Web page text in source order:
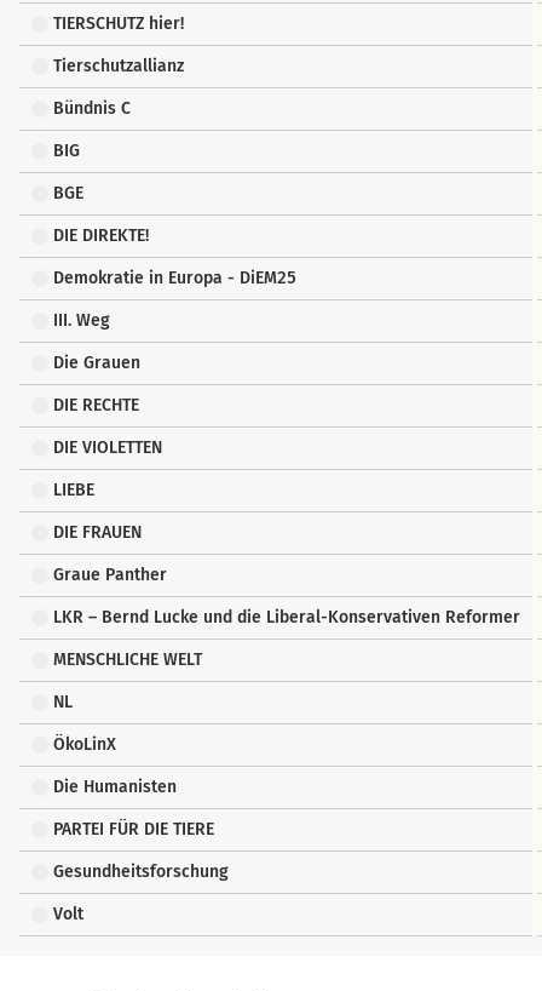
TIERSCHUTZ hier!
Tierschutzallianz
Bündnis C
BIG
BGE
DIE DIREKTE!
Demokratie in Europa - DiEM25
III. Weg
Die Grauen
DIE RECHTE
DIE VIOLETTEN
LIEBE
DIE FRAUEN
Graue Panther
LKR – Bernd Lucke und die Liberal-Konservativen Reformer
MENSCHLICHE WELT
NL
ÖkoLinX
Die Humanisten
PARTEI FÜR DIE TIERE
Gesundheitsforschung
Volt